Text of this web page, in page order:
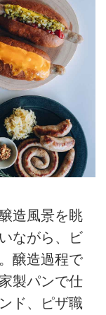
造風景を眺
ながら、ビ
醸造過程で
製パンで仕
ド、ピザ職